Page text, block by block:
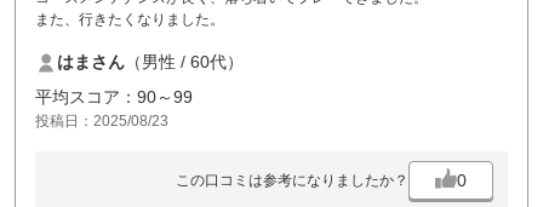
また、行きたくなりました。
はまさん （男性 / 60代）
平均スコア：90～99
投稿日：2025/08/23
この口コミは参考になりましたか？ 0